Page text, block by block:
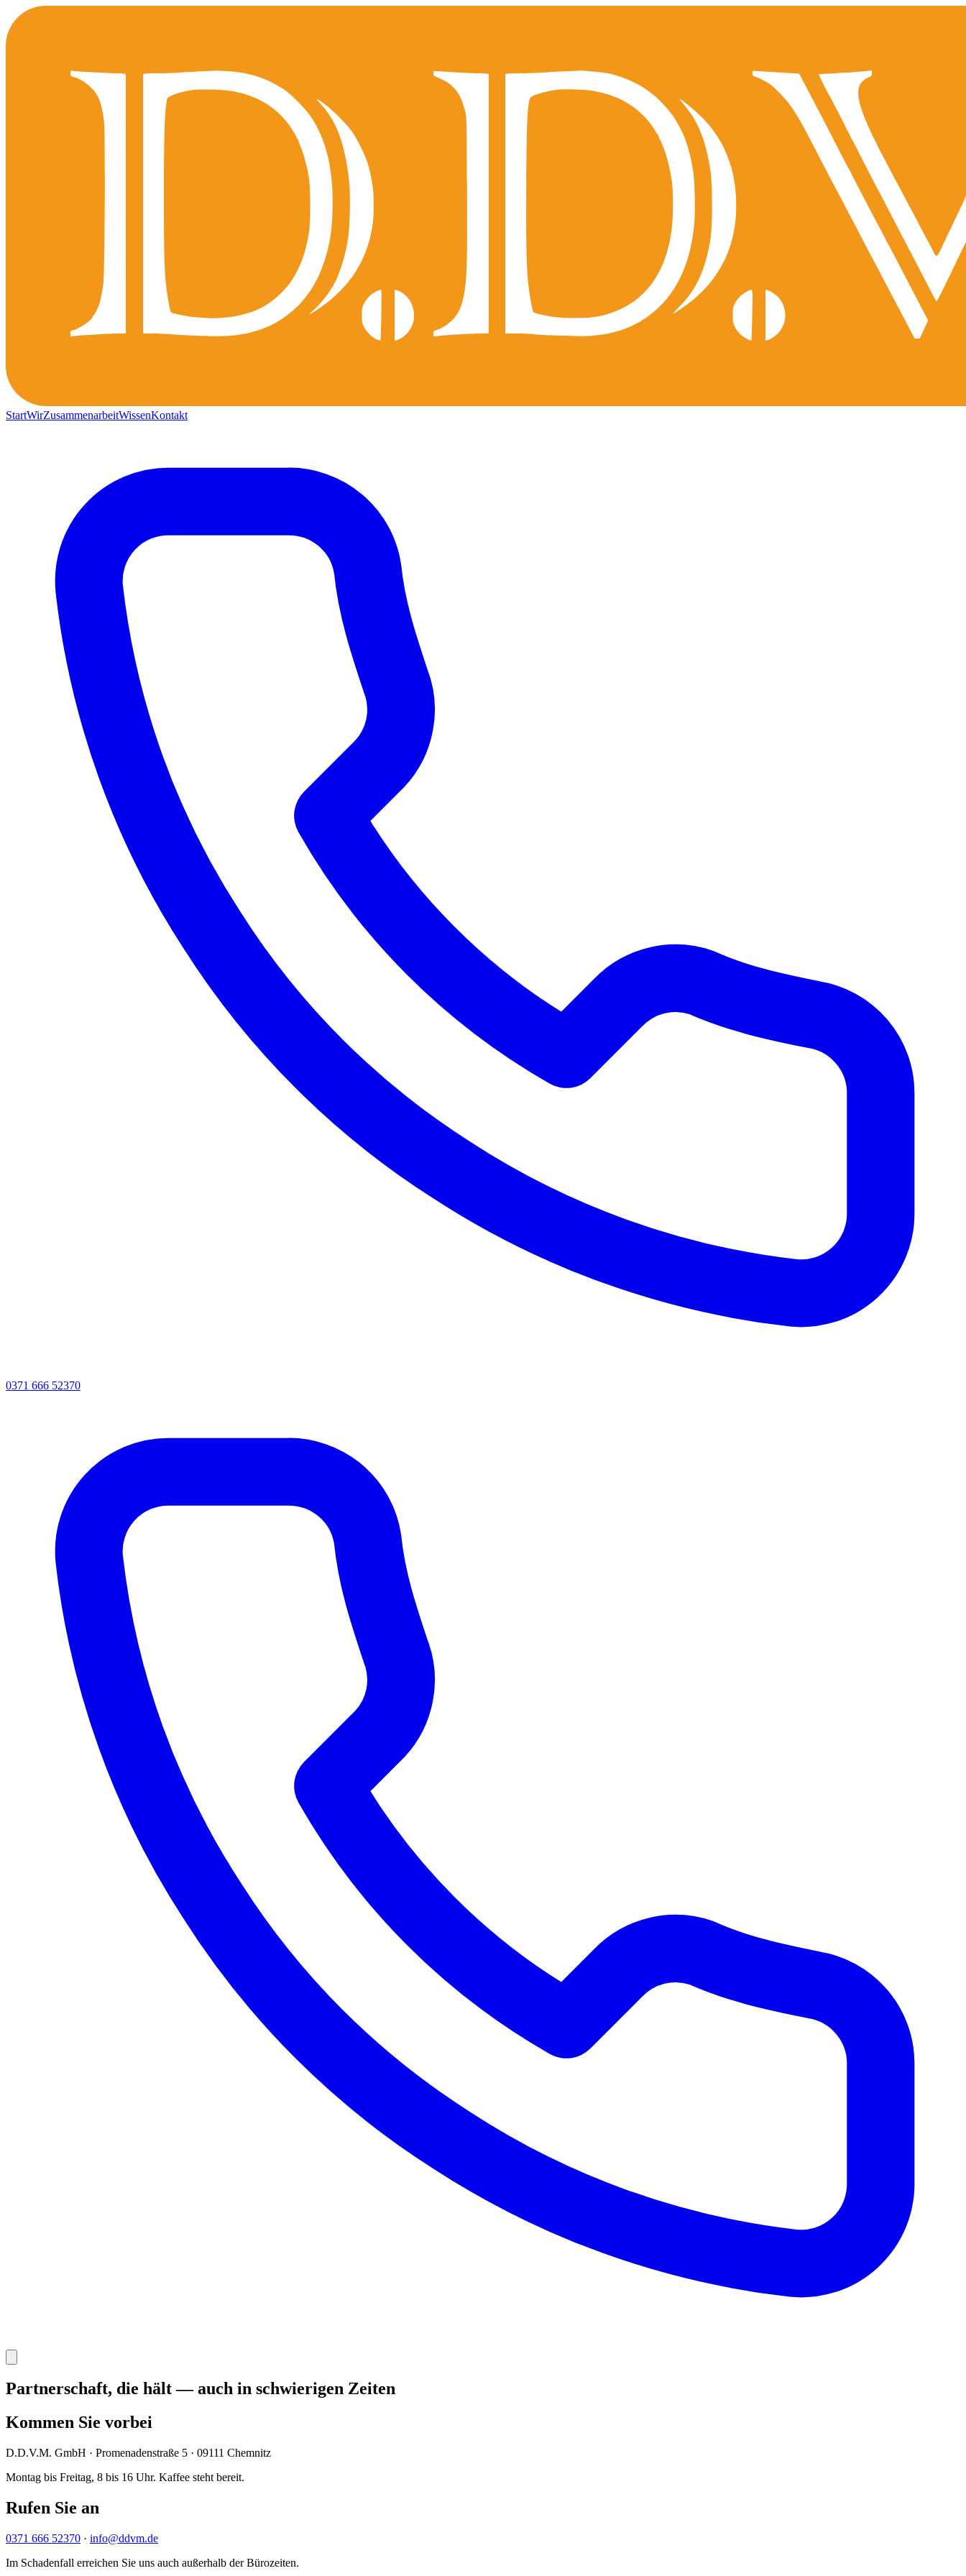
StartWirZusammenarbeitWissenKontakt
0371 666 52370
Partnerschaft, die hält — auch in schwierigen Zeiten
Kommen Sie vorbei
D.D.V.M. GmbH · Promenadenstraße 5 · 09111 Chemnitz
Montag bis Freitag, 8 bis 16 Uhr. Kaffee steht bereit.
Rufen Sie an
0371 666 52370 · info@ddvm.de
Im Schadenfall erreichen Sie uns auch außerhalb der Bürozeiten.